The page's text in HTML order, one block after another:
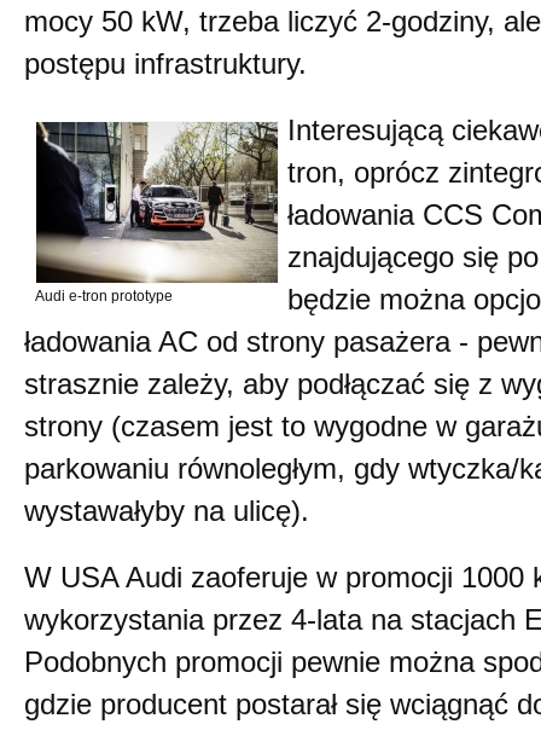
mocy 50 kW, trzeba liczyć 2-godziny,
postępu infrastruktury.
Audi e-tron prototype
Interesującą
tron, oprócz
ładowania CCS
znajdującego się
będzie można
ładowania AC od strony pasażera -
strasznie zależy, aby podłączać się z
strony (czasem jest to wygodne w
parkowaniu równoległym, gdy wtyczka/
wystawałyby na ulicę).
W USA Audi zaoferuje w promocji 1000
wykorzystania przez 4-lata na stacjach
Podobnych promocji pewnie można
gdzie producent postarał się wciągnąć